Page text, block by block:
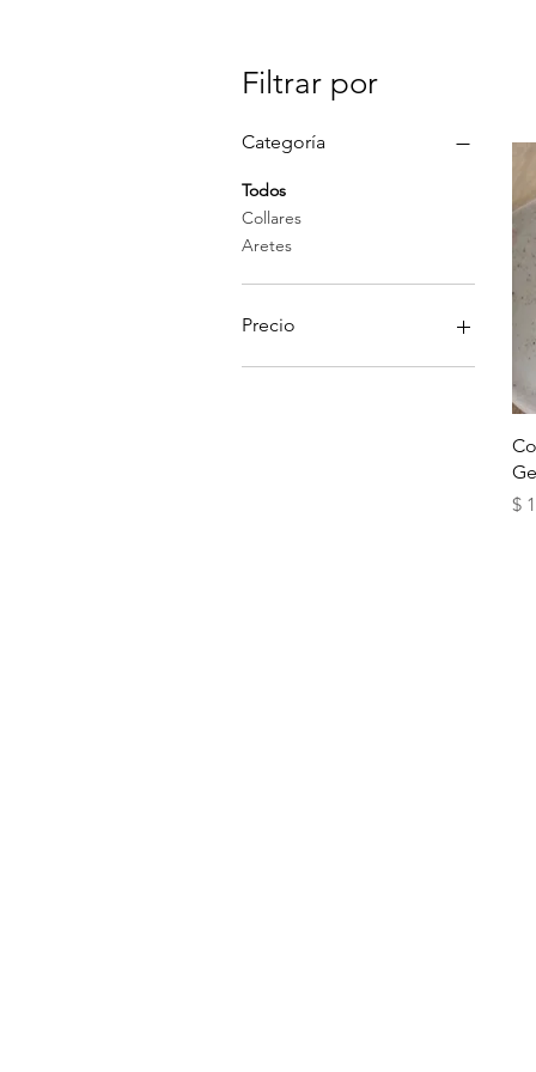
Filtrar por
Categoría
Todos
Collares
Aretes
Precio
$